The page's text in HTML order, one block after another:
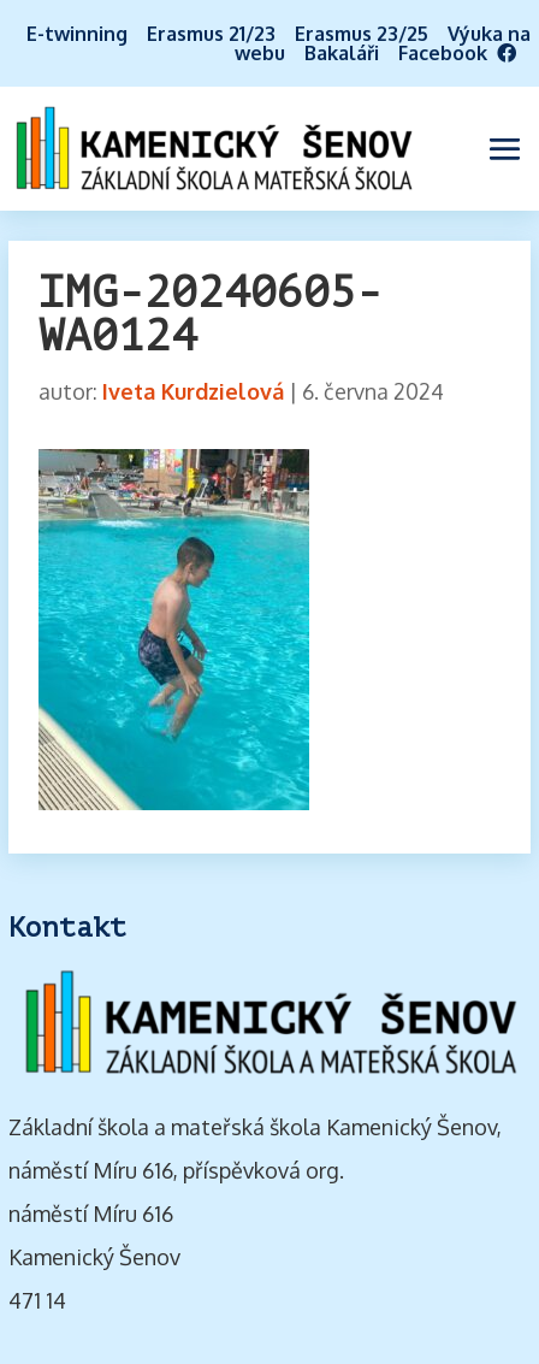
E-twinning Erasmus 21/23 Erasmus 23/25
Výuka na
webu
Bakaláři Facebook
IMG-20240605-
WA0124
autor: Iveta Kurdzielová| 6. června 2024
Kontakt
Základní škola a mateřská škola Kamenický Šenov,
náměstí Míru 616, příspěvková org.
náměstí Míru 616
Kamenický Šenov
471 14